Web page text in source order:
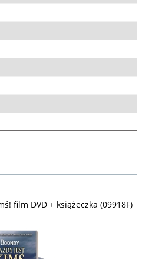
film DVD + książeczka (09918F)